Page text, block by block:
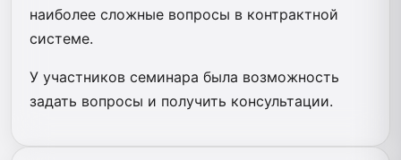
наиболее сложные вопросы в контрактной
системе.
У участников семинара была возможность
задать вопросы и получить консультации.